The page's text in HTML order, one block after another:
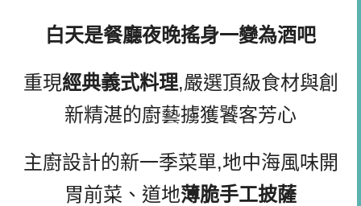
白天是餐廳夜晚搖身一變為酒吧
重現經典義式料理,嚴選頂級食材與創
新精湛的廚藝擄獲饕客芳心
主廚設計的新一季菜單,地中海風味開
胃前菜、道地薄脆手工披薩